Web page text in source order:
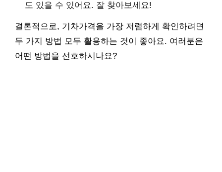
도 있을 수 있어요. 잘 찾아보세요!
결론적으로, 기차가격을 가장 저렴하게 확인하려면
두 가지 방법 모두 활용하는 것이 좋아요. 여러분은
어떤 방법을 선호하시나요?